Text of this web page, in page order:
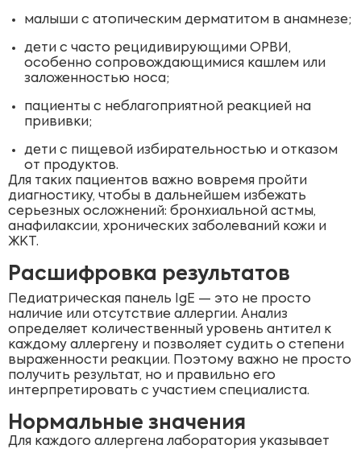
малыши с атопическим дерматитом в анамнезе;
дети с часто рецидивирующими ОРВИ,
особенно сопровождающимися кашлем или
заложенностью носа;
пациенты с неблагоприятной реакцией на
прививки;
дети с пищевой избирательностью и отказом
от продуктов.
Для таких пациентов важно вовремя пройти
диагностику, чтобы в дальнейшем избежать
серьезных осложнений: бронхиальной астмы,
анафилаксии, хронических заболеваний кожи и
ЖКТ.
Расшифровка результатов
Педиатрическая панель IgE — это не просто
наличие или отсутствие аллергии. Анализ
определяет количественный уровень антител к
каждому аллергену и позволяет судить о степени
выраженности реакции. Поэтому важно не просто
получить результат, но и правильно его
интерпретировать с участием специалиста.
Нормальные значения
Для каждого аллергена лаборатория указывает